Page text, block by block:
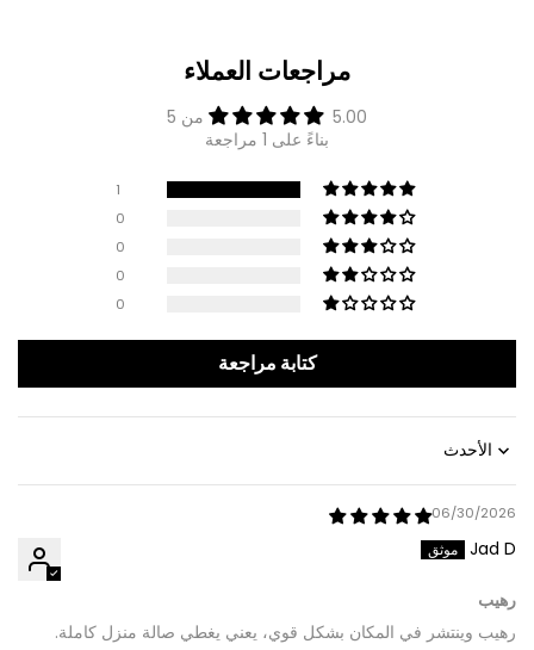
مراجعات العملاء
5.00 من 5
بناءً على 1 مراجعة
1
0
0
0
0
كتابة مراجعة
Sort by
06/30/2026
Jad D
رهيب
رهيب وينتشر في المكان بشكل قوي، يعني يغطي صالة منزل كاملة.